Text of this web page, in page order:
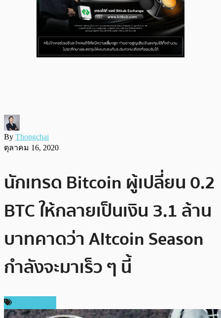
By Thongchai
ตุลาคม 16, 2020
นักเทรด Bitcoin ผู้เปลี่ยน 0.2
BTC ให้กลายเป็นเงิน 3.1 ล้าน
บาทคาดว่า Altcoin Season
กำลังจะมาเร็ว ๆ นี้